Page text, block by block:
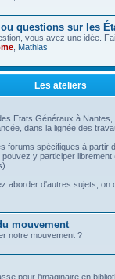
questions sur les
vous avez une idée.
Mathias
Les ateliers
Etats Généraux à Nantes,
dans la lignée des
forums spécifiques à partir
pouvez y participer
aborder d'autres sujets, on
mouvement
notre mouvement ?
pour l'imaginaire en